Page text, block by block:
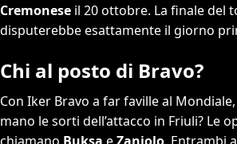
Cremonese il 20 ottobre. La finale del
disputerebbe esattamente il giorno
Chi al posto di Bravo?
Con Iker Bravo a far faville al
mano le sorti dell’attacco in Friuli? Le